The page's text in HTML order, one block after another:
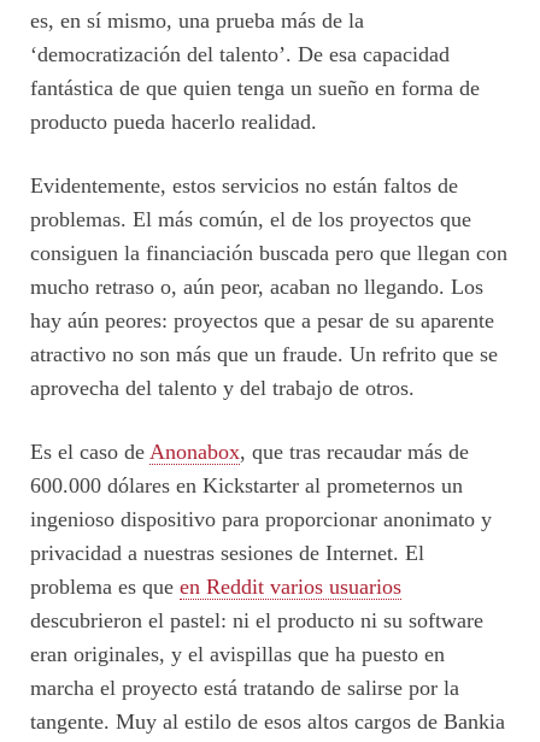
es, en sí mismo, una prueba más de la
‘democratización del talento’. De esa capacidad
fantástica de que quien tenga un sueño en forma de
producto pueda hacerlo realidad.
Evidentemente, estos servicios no están faltos de
problemas. El más común, el de los proyectos que
consiguen la financiación buscada pero que llegan con
mucho retraso o, aún peor, acaban no llegando. Los
hay aún peores: proyectos que a pesar de su aparente
atractivo no son más que un fraude. Un refrito que se
aprovecha del talento y del trabajo de otros.
Es el caso de Anonabox, que tras recaudar más de
600.000 dólares en Kickstarter al prometernos un
ingenioso dispositivo para proporcionar anonimato y
privacidad a nuestras sesiones de Internet. El
problema es que en Reddit varios usuarios
descubrieron el pastel: ni el producto ni su software
eran originales, y el avispillas que ha puesto en
marcha el proyecto está tratando de salirse por la
tangente. Muy al estilo de esos altos cargos de Bankia